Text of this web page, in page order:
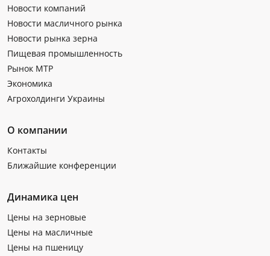
Новости компаний
Новости масличного рынка
Новости рынка зерна
Пищевая промышленность
Рынок МТР
Экономика
Агрохолдинги Украины
О компании
Контакты
Ближайшие конференции
Динамика цен
Цены на зерновые
Цены на масличные
Цены на пшеницу